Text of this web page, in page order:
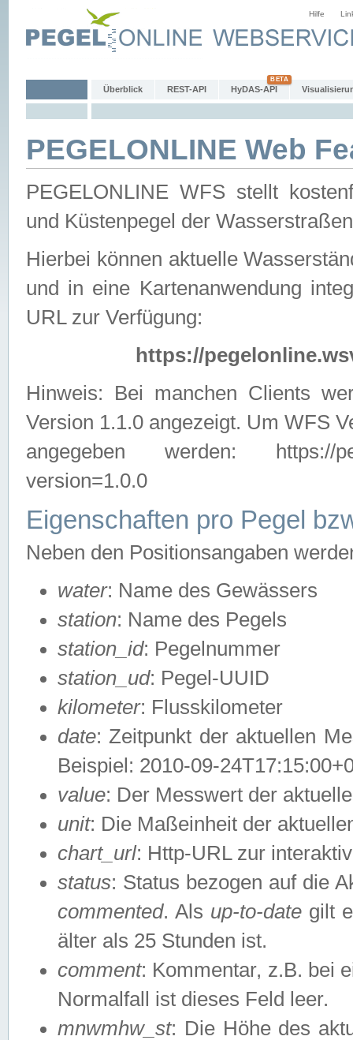
Hilfe
Überblick REST-API HyDAS-API
PEGELONLINE Web
PEGELONLINE WFS stellt
und Küstenpegel der
Hierbei können aktuelle
und in eine Kartenanwendung
URL zur Verfügung:
https://
Hinweis: Bei manchen Clients
Version 1.1.0 angezeigt. Um WFS
angegeben werden: https://
version=1.0.0
Eigenschaften pro Pegel
Neben den Positionsangaben
water: Name des Gewässers
station: Name des Pegels
station_id: Pegelnummer
station_ud: Pegel-UUID
kilometer: Flusskilometer
date: Zeitpunkt der aktuellen
Beispiel: 2010-09-
value: Der Messwert der
unit: Die Maßeinheit der
chart_url: Http-URL zur
status: Status bezogen auf die
commented. Als up-to-date gilt
älter als 25 Stunden ist.
comment: Kommentar, z.B. bei
Normalfall ist dieses Feld leer.
mnwmhw_st: Die Höhe des